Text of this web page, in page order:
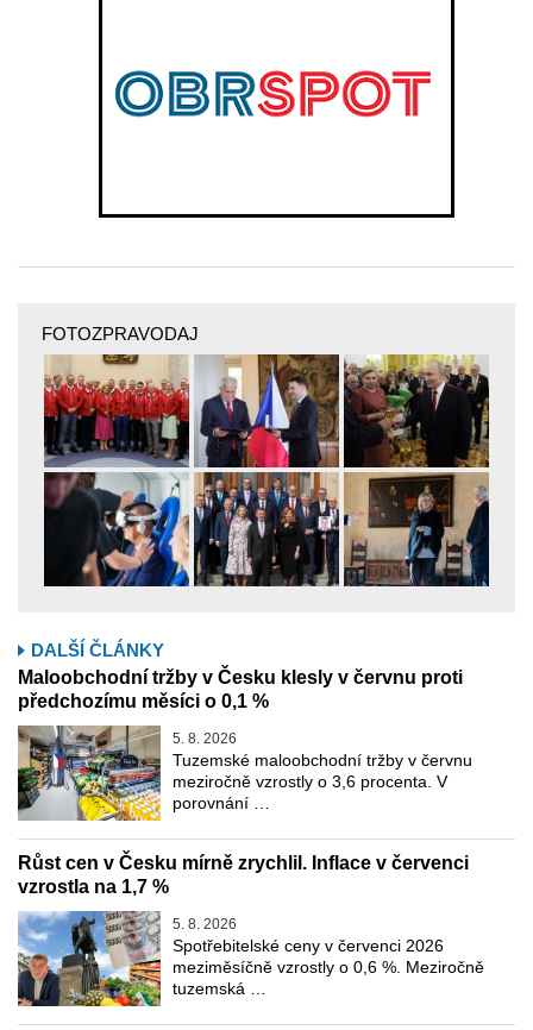
FOTOZPRAVODAJ
DALŠÍ ČLÁNKY
Maloobchodní tržby v Česku klesly v červnu proti
předchozímu měsíci o 0,1 %
5. 8. 2026
Tuzemské maloobchodní tržby v červnu
meziročně vzrostly o 3,6 procenta. V
porovnání …
Růst cen v Česku mírně zrychlil. Inflace v červenci
vzrostla na 1,7 %
5. 8. 2026
Spotřebitelské ceny v červenci 2026
meziměsíčně vzrostly o 0,6 %. Meziročně
tuzemská …